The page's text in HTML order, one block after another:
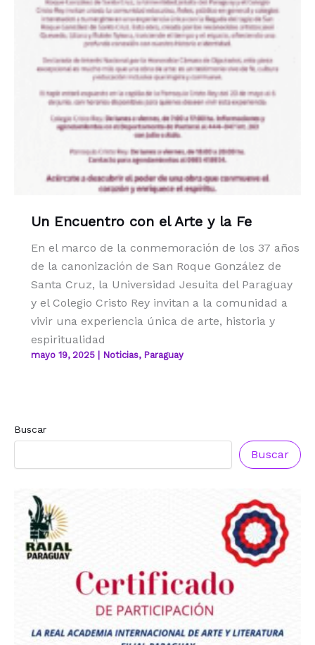
Un Encuentro con el Arte y la Fe
En el marco de la conmemoración de los 37 años
de la canonización de San Roque González de
Santa Cruz, la Universidad Jesuita del Paraguay
y el Colegio Cristo Rey invitan a la comunidad a
vivir una experiencia única de arte, historia y
espiritualidad
mayo 19, 2025 Noticias, Paraguay
Buscar
Buscar